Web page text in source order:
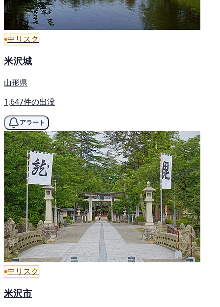
中リスク
米沢城
山形県
1,647件の出没
アラート
中リスク
米沢市